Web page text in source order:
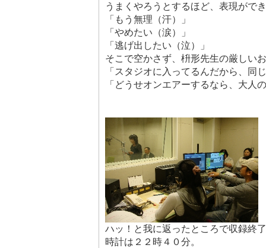
うまくやろうとするほど、表現がで
「もう無理（汗）」
「やめたい（涙）」
「逃げ出したい（泣）」
そこで空かさず、枡形先生の厳し
「スタジオに入ってるんだから、同
「どうせオンエアーするなら、大人
ハッ！と我に返ったところで収録終
時計は２２時４０分。